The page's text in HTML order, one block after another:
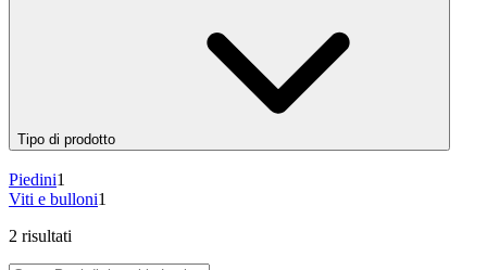
Tipo di prodotto
Piedini1
Viti e bulloni1
2 risultati